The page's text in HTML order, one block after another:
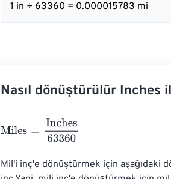
1 in ÷ 63360 = 0.000015783 mi
Nasıl dönüştürülür Inches
Miles Inches63360
Mil'i inç'e dönüştürmek için aşağıdaki